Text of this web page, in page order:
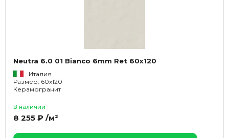
Neutra 6.0 01 Bianco 6mm Ret 60x120
Италия
Размер: 60x120
Керамогранит
В наличии
8 255 ₽ /м²